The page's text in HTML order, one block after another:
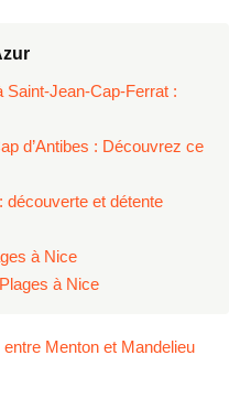
Saint-Jean-Cap-Ferrat :
d’Antibes : Découvrez ce
découverte et détente
à Nice
à Nice
Menton et Mandelieu